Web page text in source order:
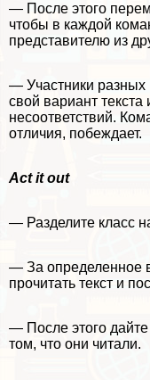
— После этого
чтобы в каждой
представителю из
— Участники разных
свой вариант
несоответствий.
отличия, побеждает.
Act it out
— Разделите класс
— За определенное
прочитать текст и
— После этого
том, что они читали.